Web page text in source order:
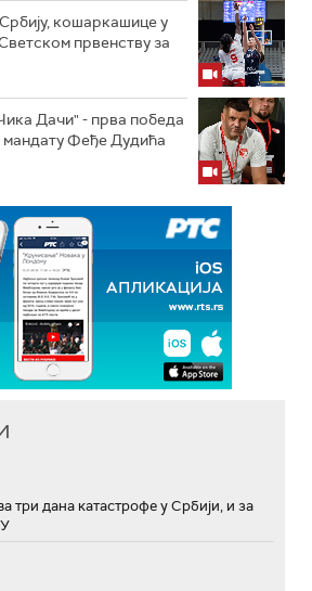
кошаркашице у
првенству за
Дачи" - прва победа
мандату Феђе Дудића
три дана катастрофе у Србији, и за